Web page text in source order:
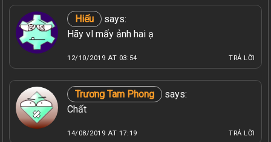
Hiếu
says:
Hãy vl mấy ảnh hai ạ
12/10/2019 AT 03:54 TRẢ LỜI
Trương Tam Phong
says:
Chất
14/08/2019 AT 17:19 TRẢ LỜI